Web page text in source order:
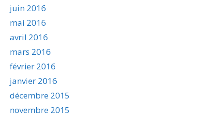
juin 2016
mai 2016
avril 2016
mars 2016
février 2016
janvier 2016
décembre 2015
novembre 2015